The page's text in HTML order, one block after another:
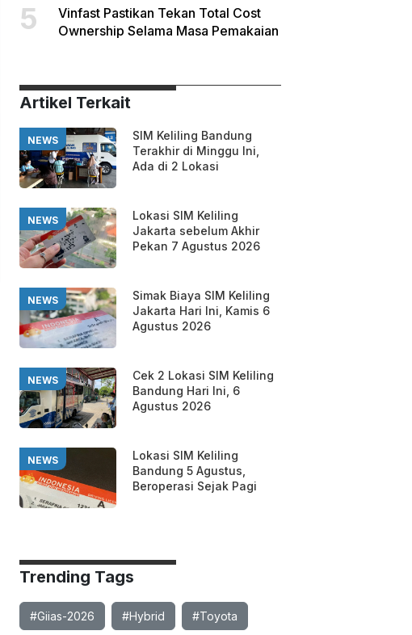
5
Vinfast Pastikan Tekan Total Cost
Ownership Selama Masa Pemakaian
Artikel Terkait
NEWS
SIM Keliling Bandung
Terakhir di Minggu Ini,
Ada di 2 Lokasi
NEWS
Lokasi SIM Keliling
Jakarta sebelum Akhir
Pekan 7 Agustus 2026
NEWS
Simak Biaya SIM Keliling
Jakarta Hari Ini, Kamis 6
Agustus 2026
NEWS
Cek 2 Lokasi SIM Keliling
Bandung Hari Ini, 6
Agustus 2026
NEWS
Lokasi SIM Keliling
Bandung 5 Agustus,
Beroperasi Sejak Pagi
Trending Tags
#Giias-2026 #Hybrid #Toyota